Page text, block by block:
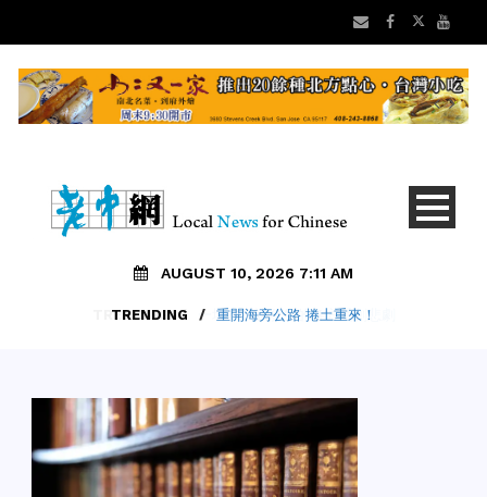
AUGUST 10, 2026 7:11 AM
TRENDING / 重開海旁公路 捲土重來！